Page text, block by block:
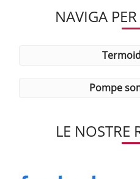
NAVIGA
pompe
LE NOSTRE